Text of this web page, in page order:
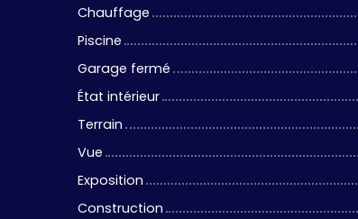
Chauffage
Piscine
Garage fermé
État intérieur
Terrain
Vue
Exposition
Construction